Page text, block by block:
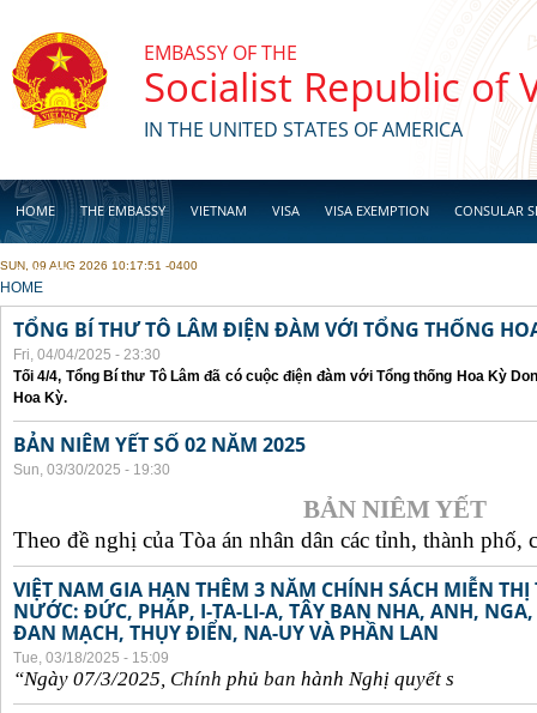
EMBASSY OF THE
Socialist Republic of
IN THE UNITED STATES OF AMERICA
HOME THE EMBASSY VIETNAM VISA VISA EXEMPTION CONSULAR
BUSINESS
SUN, 09 AUG 2026 10:17:51 -0400
YOU ARE HERE
HOME
TỔNG BÍ THƯ TÔ LÂM ĐIỆN ĐÀM VỚI TỔNG THỐNG
Fri, 04/04/2025 - 23:30
Tối 4/4, Tổng Bí thư Tô Lâm đã có cuộc điện đàm với Tổng thống Hoa Kỳ
Hoa Kỳ.
BẢN NIÊM YẾT SỐ 02 NĂM 2025
Sun, 03/30/2025 - 19:30
BẢN NIÊM YẾT
Theo đề nghị của Tòa án nhân dân các tỉnh, thành phố,
VIỆT NAM GIA HẠN THÊM 3 NĂM CHÍNH SÁCH MIỄN
NƯỚC: ĐỨC, PHÁP, I-TA-LI-A, TÂY BAN NHA, ANH,
ĐAN MẠCH, THỤY ĐIỂN, NA-UY VÀ PHẦN LAN
Tue, 03/18/2025 - 15:09
“Ngày 07/3/2025, Chính phủ ban hành Nghị quyết s